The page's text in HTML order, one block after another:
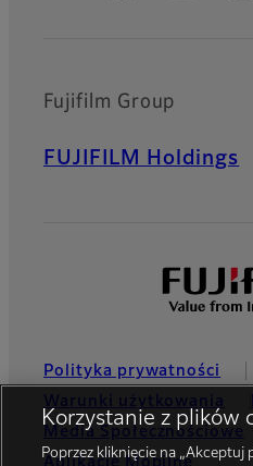
Fujifilm Group
FUJIFILM Holdings
Polityka prywatności
Warunki użytkowania
Media Społecznościowe
Aplikacje Mobilne
Korzystanie z plików
Poprzez kliknięcie na „Akceptuj